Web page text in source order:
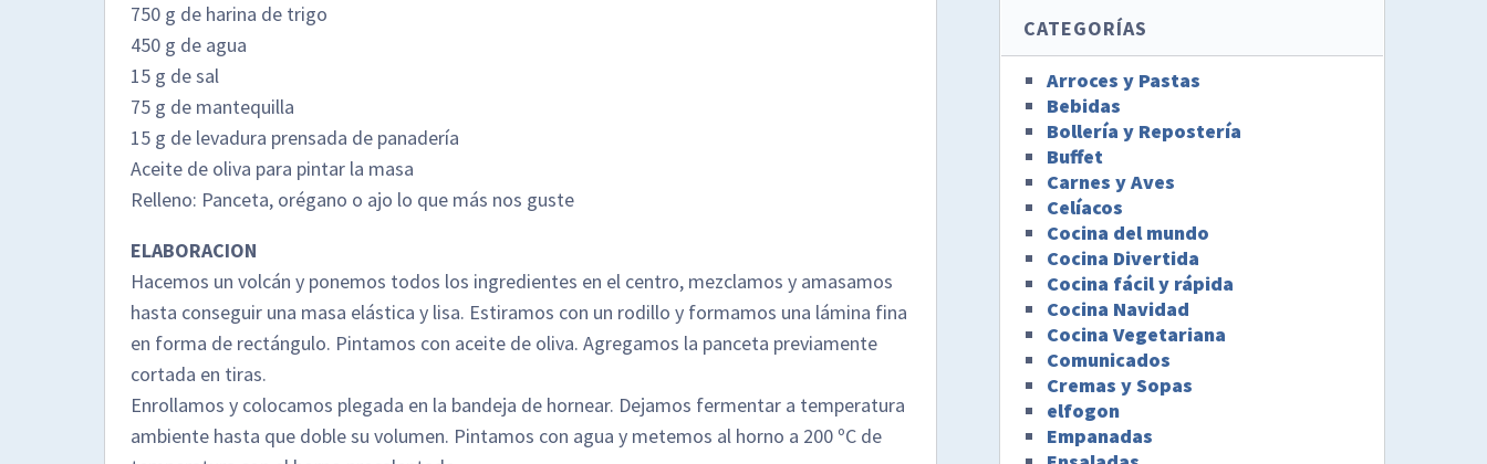
750 g de harina de trigo
450 g de agua
15 g de sal
75 g de mantequilla
15 g de levadura prensada de panadería
Aceite de oliva para pintar la masa
Relleno: Panceta, orégano o ajo lo que más nos guste
ELABORACION
Hacemos un volcán y ponemos todos los ingredientes en el centro, mezclamos y amasamos
hasta conseguir una masa elástica y lisa. Estiramos con un rodillo y formamos una lámina fina
en forma de rectángulo. Pintamos con aceite de oliva. Agregamos la panceta previamente
cortada en tiras.
Enrollamos y colocamos plegada en la bandeja de hornear. Dejamos fermentar a temperatura
ambiente hasta que doble su volumen. Pintamos con agua y metemos al horno a 200 ºC de
CATEGORÍAS
Arroces y Pastas
Bebidas
Bollería y Repostería
Buffet
Carnes y Aves
Celíacos
Cocina del mundo
Cocina Divertida
Cocina fácil y rápida
Cocina Navidad
Cocina Vegetariana
Comunicados
Cremas y Sopas
elfogon
Empanadas